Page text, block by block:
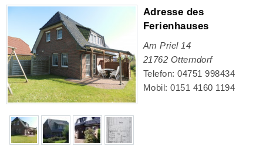
Adresse des
Ferienhauses
Am Priel 14
21762 Otterndorf
Telefon: 04751 998434
Mobil: 0151 4160 1194